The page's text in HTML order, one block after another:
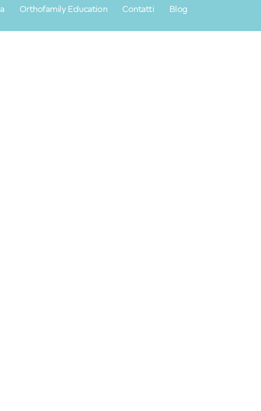
Orthofamily Education Contatti Blog